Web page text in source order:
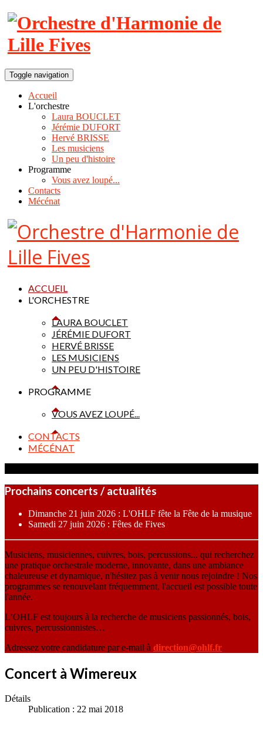
Toggle navigation
Accueil
L'orchestre
Laura BOUCLET
Jérémie DUFORT
Hervé BRISSE
Les musiciens
Un peu d'histoire
Programme
Vous avez loupé...
Contacts
Mécénat
ACCUEIL
L'ORCHESTRE
LAURA BOUCLET
JÉRÉMIE DUFORT
HERVÉ BRISSE
LES MUSICIENS
UN PEU D'HISTOIRE
PROGRAMME
VOUS AVEZ LOUPÉ...
CONTACTS
MÉCÉNAT
Prochains concerts / actualités
Dimanche 21 juin 2026 : L'OHLF fête la Fête de la musique
Samedi 27 juin 2026 : Fêtes de Fives
Musiciens, musiciennes, cuivres, bois, percussions... qui recherchez
une pratique orchestrale moderne, innovante, dans une ambiance
chaleureuse et dynamique, n'hésitez pas à venir nous rejoindre ! Nos
programmes se renouvelant fréquemment, l'accueil est possible toute
l'année.
L’OHLF est toujours à la recherche de musiciens passionnés, bois,
cuivres, percussionnistes…
Adressez votre candidature par e-mail à direction@ohlf.fr
Concert à Wimereux
Détails
Publication : 22 mai 2018